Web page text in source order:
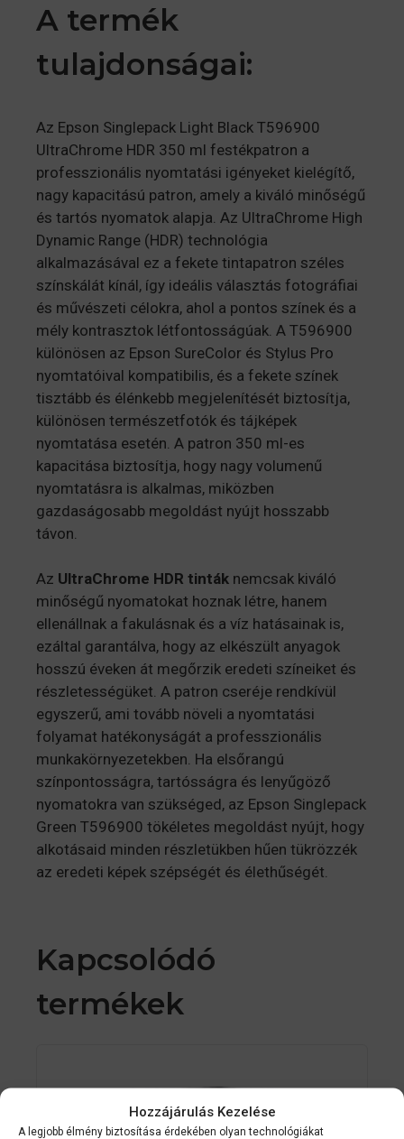
Hozzájárulás Kezelése
A legjobb élmény biztosítása érdekében olyan technológiákat
A termék
tulajdonságai:
Az Epson Singlepack Light Black T596900
UltraChrome HDR 350 ml festékpatron a
professzionális nyomtatási igényeket kielégítő,
nagy kapacitású patron, amely a kiváló minőségű
és tartós nyomatok alapja. Az UltraChrome High
Dynamic Range (HDR) technológia
alkalmazásával ez a fekete tintapatron széles
színskálát kínál, így ideális választás fotográfiai
és művészeti célokra, ahol a pontos színek és a
mély kontrasztok létfontosságúak. A T596900
különösen az Epson SureColor és Stylus Pro
nyomtatóival kompatibilis, és a fekete színek
tisztább és élénkebb megjelenítését biztosítja,
különösen természetfotók és tájképek
nyomtatása esetén. A patron 350 ml-es
kapacitása biztosítja, hogy nagy volumenű
nyomtatásra is alkalmas, miközben
gazdaságosabb megoldást nyújt hosszabb
távon.
Az UltraChrome HDR tinták nemcsak kiváló
minőségű nyomatokat hoznak létre, hanem
ellenállnak a fakulásnak és a víz hatásainak is,
ezáltal garantálva, hogy az elkészült anyagok
hosszú éveken át megőrzik eredeti színeiket és
részletességüket. A patron cseréje rendkívül
egyszerű, ami tovább növeli a nyomtatási
folyamat hatékonyságát a professzionális
munkakörnyezetekben. Ha elsőrangú
színpontosságra, tartósságra és lenyűgöző
nyomatokra van szükséged, az Epson Singlepack
Green T596900 tökéletes megoldást nyújt, hogy
alkotásaid minden részletükben hűen tükrözzék
az eredeti képek szépségét és élethűségét.
Kapcsolódó
termékek